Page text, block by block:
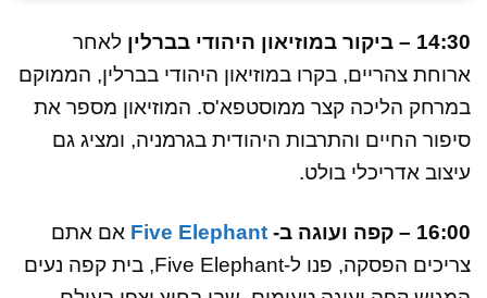
14:30 – ביקור במוזיאון היהודי בברלין
לאחר
ארוחת צהריים, בקרו במוזיאון היהודי בברלין, הממוקם
במרחק הליכה קצר ממוסטפא'ס. המוזיאון מספר את
סיפור החיים והתרבות היהודית בגרמניה, ומציג גם
עיצוב אדריכלי בולט.
16:00 – קפה ועוגה ב- Five Elephant אם אתם
צריכים הפסקה, פנו ל-Five Elephant, בית קפה נעים